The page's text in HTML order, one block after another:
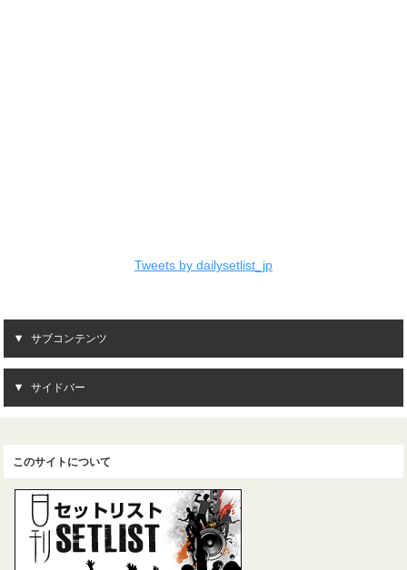
Tweets by dailysetlist_jp
サブコンテンツ
サイドバー
このサイトについて